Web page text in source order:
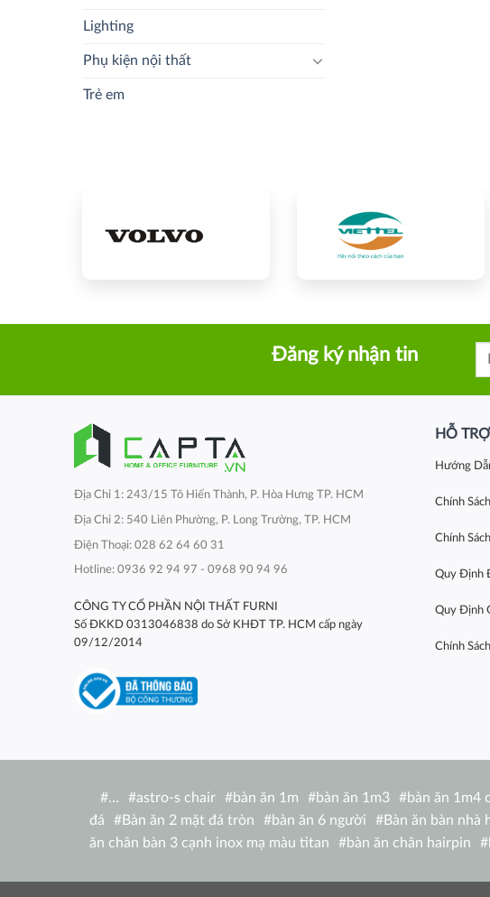
Lighting
Phụ kiện nội thất
Trẻ em
Đăng ký nhận tin
Địa Chỉ 1: 243/15 Tô Hiến Thành, P. Hòa Hưng TP. HCM
Địa Chỉ 2: 540 Liên Phường, P. Long Trường, TP. HCM
Điện Thoại: 028 62 64 60 31
Hotline: 0936 92 94 97 - 0968 90 94 96
CÔNG TY CỔ PHẦN NỘI THẤT FURNI
Số ĐKKD 0313046838 do Sở KHĐT TP. HCM cấp ngày
09/12/2014
HỖ
Hướng
Chính
Chính
Quy Định
Quy Định
Chính
#… #astro-s chair #bàn ăn 1m #bàn ăn 1m3 #bàn ăn 1m4
đá
#Bàn ăn 2 mặt đá tròn #bàn ăn 6 người #Bàn ăn bàn nhà
ăn chân bàn 3 cạnh inox mạ màu titan
#bàn ăn chân hairpin #